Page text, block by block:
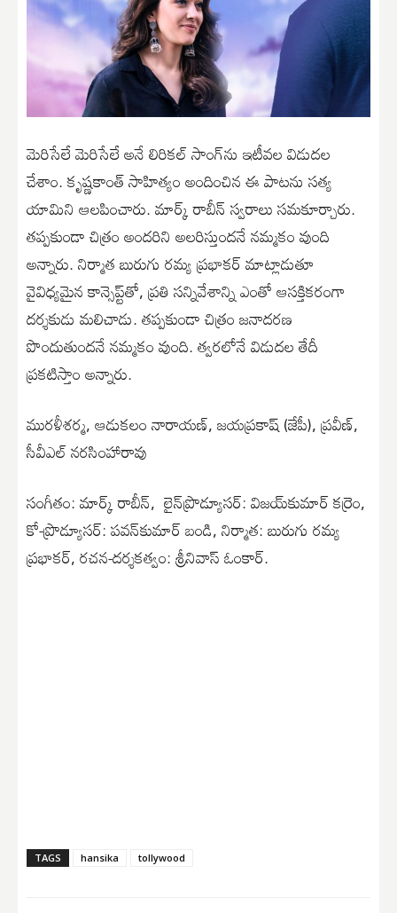
మెరిసేలే మెరిసేలే అనే లిరికల్ సాంగ్‌ను ఇటీవల విడుదల
చేశాం. కృష్ణకాంత్ సాహిత్యం అందించిన ఈ పాటను సత్య
యామిని ఆలపించారు. మార్క్ రాబీన్ స్వరాలు సమకూర్చారు.
తప్పకుండా చిత్రం అందరిని అలరిస్తుందనే నమ్మకం వుంది
అన్నారు. నిర్మాత బురుగు రమ్య ప్రభాకర్ మాట్లాడుతూ
వైవిధ్యమైన కాన్సెప్ట్‌తో, ప్రతి సన్నివేశాన్ని ఎంతో ఆసక్తికరంగా
దర్శకుడు మలిచాడు. తప్పకుండా చిత్రం జనాదరణ
పొందుతుందనే నమ్మకం వుంది. త్వరలోనే విడుదల తేదీ
ప్రకటిస్తాం అన్నారు.
మురళీశర్మ, ఆడుకలం నారాయణ్, జయప్రకాష్ (జేపీ), ప్రవీణ్,
సీవీఎల్ నరసింహారావు
సంగీతం: మార్క్ రాబీన్, లైన్‌ప్రొడ్యూసర్: విజయ్‌కుమార్ కర్రెం,
కో-ప్రొడ్యూసర్: పవన్‌కుమార్ బండి, నిర్మాత: బురుగు రమ్య
ప్రభాకర్, రచన-దర్శకత్వం: శ్రీనివాస్ ఓంకార్.
TAGS hansika tollywood